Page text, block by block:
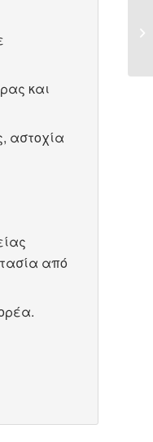
και
αστοχία
από